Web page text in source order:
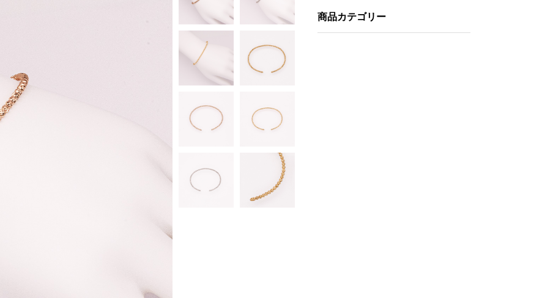
商品カテゴリー